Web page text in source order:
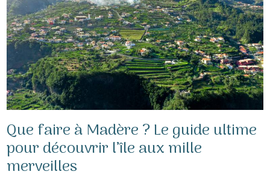
Que faire à Madère ? Le guide ultime
pour découvrir l’île aux mille
merveilles